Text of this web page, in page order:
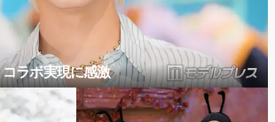
ラボ実現に感激